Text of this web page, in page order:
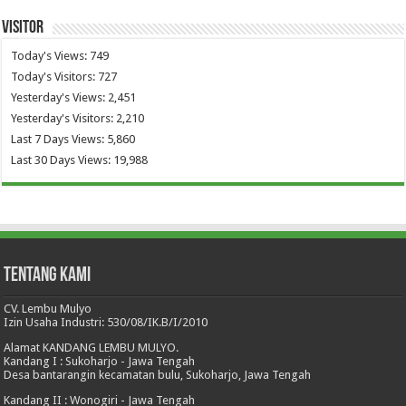
Visitor
Today's Views: 749
Today's Visitors: 727
Yesterday's Views: 2,451
Yesterday's Visitors: 2,210
Last 7 Days Views: 5,860
Last 30 Days Views: 19,988
Tentang Kami
CV. Lembu Mulyo
Izin Usaha Industri: 530/08/IK.B/I/2010
Alamat KANDANG LEMBU MULYO.
Kandang I : Sukoharjo - Jawa Tengah
Desa bantarangin kecamatan bulu, Sukoharjo, Jawa Tengah
Kandang II : Wonogiri - Jawa Tengah